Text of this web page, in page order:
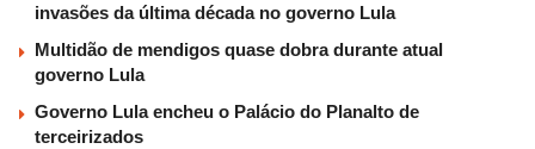
invasões da última década no governo Lula
Multidão de mendigos quase dobra durante atual
governo Lula
Governo Lula encheu o Palácio do Planalto de
terceirizados